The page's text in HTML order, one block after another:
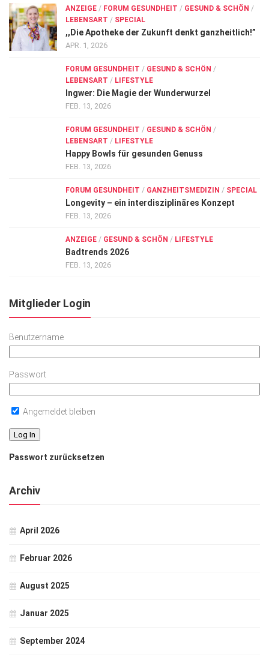
Hören
Lebensart
ANZEIGE / FORUM GESUNDHEIT / GESUND & SCHÖN /
LEBENSART / SPECIAL
,,Die Apotheke der Zukunft denkt ganzheitlich!”
APR. 1, 2026
FORUM GESUNDHEIT / GESUND & SCHÖN /
LEBENSART / LIFESTYLE
Ingwer: Die Magie der Wunderwurzel
FEB. 13, 2026
FORUM GESUNDHEIT / GESUND & SCHÖN /
LEBENSART / LIFESTYLE
Happy Bowls für gesunden Genuss
FEB. 13, 2026
FORUM GESUNDHEIT / GANZHEITSMEDIZIN / SPECIAL
Longevity – ein interdisziplinäres Konzept
FEB. 13, 2026
ANZEIGE / GESUND & SCHÖN / LIFESTYLE
Badtrends 2026
FEB. 13, 2026
Mitglieder Login
Benutzername
Passwort
Angemeldet bleiben
Passwort zurücksetzen
Archiv
April 2026
Februar 2026
August 2025
Januar 2025
September 2024